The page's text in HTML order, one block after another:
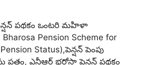
పథకం ఒంటరి మహిళా
Bharosa Pension Scheme for
Status),పెన్షన్ పెంపు
పత్రం, ఎన్టీఆర్ భరోసా పెన్షన్ పథకం